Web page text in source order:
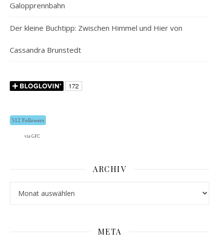
Galopprennbahn
Der kleine Buchtipp: Zwischen Himmel und Hier von
Cassandra Brunstedt
512 Followers
via GFC
ARCHIV
META